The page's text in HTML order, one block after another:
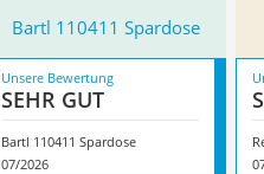
Bartl 110411 Spardose
Unsere Bewertung
SEHR GUT
Bartl 110411 Spardose
07/2026